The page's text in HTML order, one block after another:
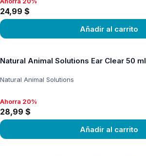
Ahorra 20%, 24,99 $
24,99 $
Añadir al carrito
Natural Animal Solutions Ear Clear 50 ml
Natural Animal Solutions
Ahorra 20%, 28,99 $
Ahorra 20%
28,99 $
Añadir al carrito